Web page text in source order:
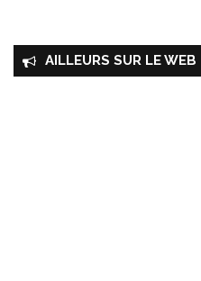
AILLEURS SUR LE WEB